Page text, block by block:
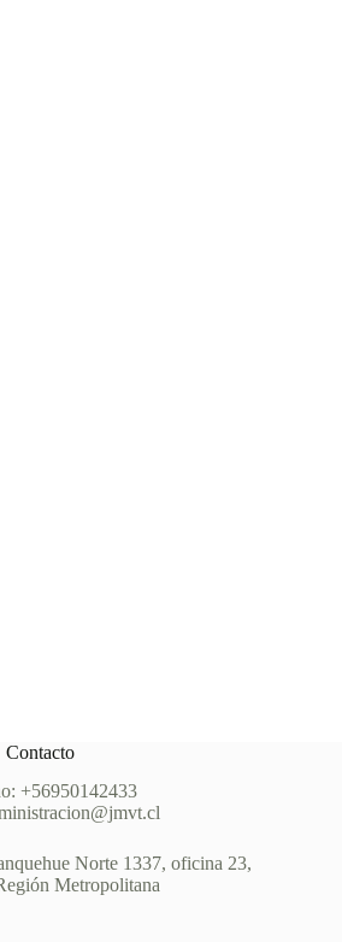
Contacto
+56950142433
Norte 1337, oficina 23,
Metropolitana